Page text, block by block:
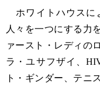
ホワイトハウスに
人々を一つにする力
ァースト・レディの
ラ・ユサフザイ、
ト・ギンダー、テニ